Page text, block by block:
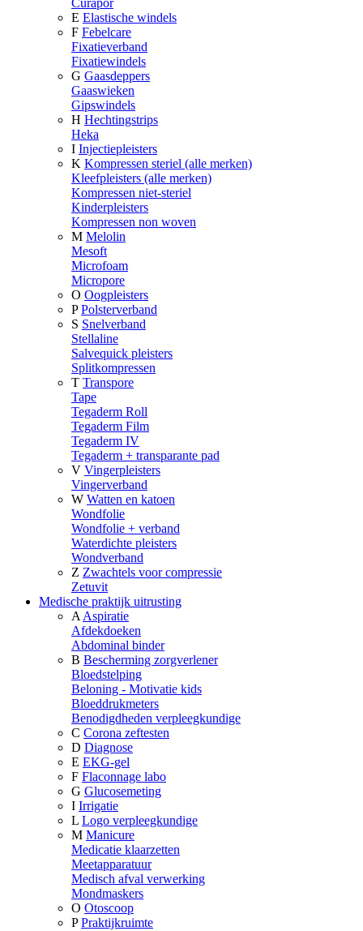
Curapor
E Elastische windels
F Febelcare
Fixatieverband
Fixatiewindels
G Gaasdeppers
Gaaswieken
Gipswindels
H Hechtingstrips
Heka
I Injectiepleisters
K Kompressen steriel (alle merken)
Kleefpleisters (alle merken)
Kompressen niet-steriel
Kinderpleisters
Kompressen non woven
M Melolin
Mesoft
Microfoam
Micropore
O Oogpleisters
P Polsterverband
S Snelverband
Stellaline
Salvequick pleisters
Splitkompressen
T Transpore
Tape
Tegaderm Roll
Tegaderm Film
Tegaderm IV
Tegaderm + transparante pad
V Vingerpleisters
Vingerverband
W Watten en katoen
Wondfolie
Wondfolie + verband
Waterdichte pleisters
Wondverband
Z Zwachtels voor compressie
Zetuvit
Medische praktijk uitrusting
A Aspiratie
Afdekdoeken
Abdominal binder
B Bescherming zorgverlener
Bloedstelping
Beloning - Motivatie kids
Bloeddrukmeters
Benodigdheden verpleegkundige
C Corona zeftesten
D Diagnose
E EKG-gel
F Flaconnage labo
G Glucosemeting
I Irrigatie
L Logo verpleegkundige
M Manicure
Medicatie klaarzetten
Meetapparatuur
Medisch afval verwerking
Mondmaskers
O Otoscoop
P Praktijkruimte